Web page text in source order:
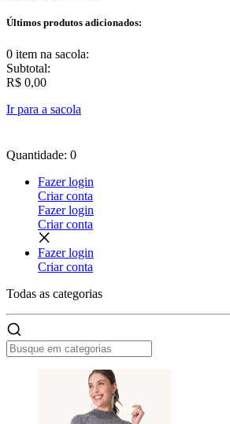
Últimos produtos adicionados:
0 item na sacola:
Subtotal:
R$ 0,00
Ir para a sacola
Quantidade: 0
Fazer login
Criar conta
Fazer login
Criar conta
Fazer login
Criar conta
Todas as categorias